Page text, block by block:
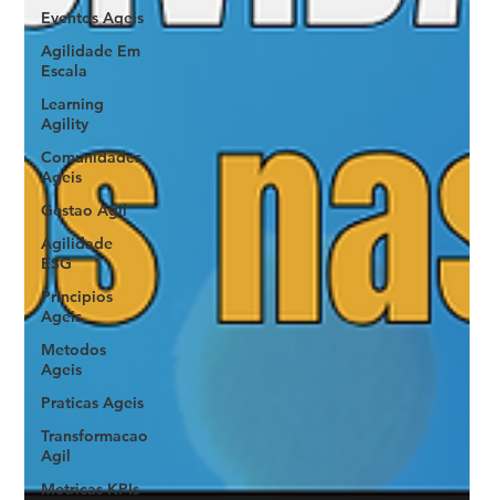
Eventos Ageis
Agilidade Em
Escala
Learning
Agility
Comunidades
Ageis
Gestao Agil
Agilidade
ESG
Principios
Ageis
Metodos
Ageis
Praticas Ageis
Transformacao
Agil
Metricas KPIs